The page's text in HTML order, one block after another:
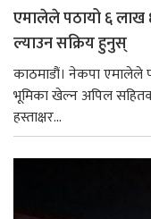
एमालेले पठायो ६ लाख
ल्याउन सक्रिय हुनुस्
काठमाडौं। नेकपा एमालेले
भूमिका खेल्न अपिल
हस्ताक्षर...